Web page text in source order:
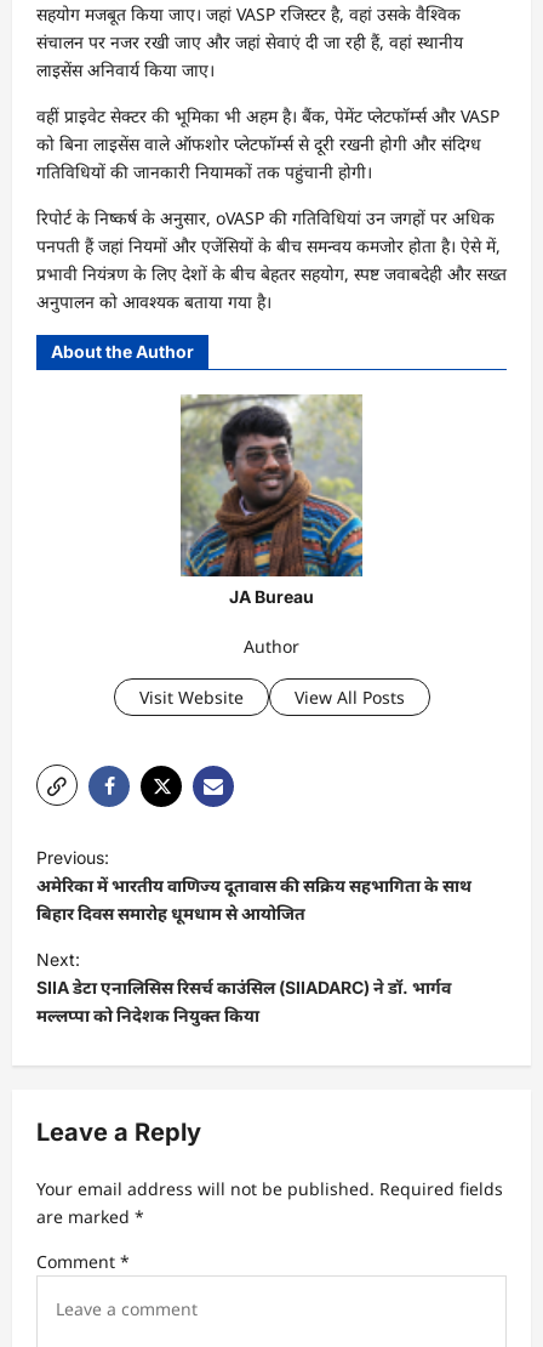
सहयोग मजबूत किया जाए। जहां VASP रजिस्टर है, वहां उसके वैश्विक
संचालन पर नजर रखी जाए और जहां सेवाएं दी जा रही हैं, वहां स्थानीय
लाइसेंस अनिवार्य किया जाए।
वहीं प्राइवेट सेक्टर की भूमिका भी अहम है। बैंक, पेमेंट प्लेटफॉर्म्स और VASP
को बिना लाइसेंस वाले ऑफशोर प्लेटफॉर्म्स से दूरी रखनी होगी और संदिग्ध
गतिविधियों की जानकारी नियामकों तक पहुंचानी होगी।
रिपोर्ट के निष्कर्ष के अनुसार, oVASP की गतिविधियां उन जगहों पर अधिक
पनपती हैं जहां नियमों और एजेंसियों के बीच समन्वय कमजोर होता है। ऐसे में,
प्रभावी नियंत्रण के लिए देशों के बीच बेहतर सहयोग, स्पष्ट जवाबदेही और सख्त
अनुपालन को आवश्यक बताया गया है।
About the Author
JA Bureau
Author
Visit Website View All Posts
o
s
t
n
a
v
g
a
t
i
Previous:
अमेरिका में भारतीय वाणिज्य दूतावास की सक्रिय सहभागिता के साथ
बिहार दिवस समारोह धूमधाम से आयोजित
Next:
SIIA डेटा एनालिसिस रिसर्च काउंसिल (SIIADARC) ने डॉ. भार्गव
मल्लप्पा को निदेशक नियुक्त किया
Leave a Reply
Your email address will not be published. Required fields
are marked *
Comment *